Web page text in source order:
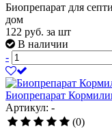
Биопрепарат для
дом
122 руб. за шт
В наличии
-
Биопрепарат
Артикул: -
(0)